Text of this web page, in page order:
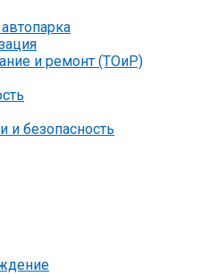
и ремонт (ТОиР)
и безопасность